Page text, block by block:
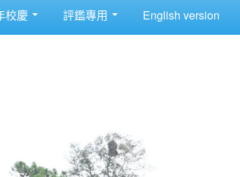
校慶 評鑑專用 English version